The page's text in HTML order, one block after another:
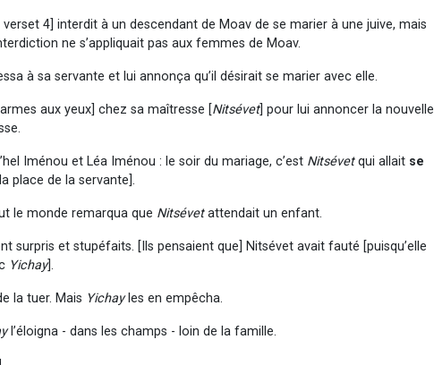
4] interdit à un descendant de Moav de se marier à une juive, mais
ne s’appliquait pas aux femmes de Moav.
à sa servante et lui annonça qu’il désirait se marier avec elle.
aux yeux] chez sa maîtresse [Nitsévet] pour lui annoncer la nouvelle
Iménou et Léa Iménou : le soir du mariage, c’est Nitsévetqui allait se
place de la servante].
le monde remarqua que Nitsévetattendait un enfant.
surpris et stupéfaits. [Ils pensaient que] Nitsévet avait fauté [puisqu’elle
Yichay].
la tuer. Mais Yichayles en empêcha.
l’éloigna - dans les champs - loin de la famille.